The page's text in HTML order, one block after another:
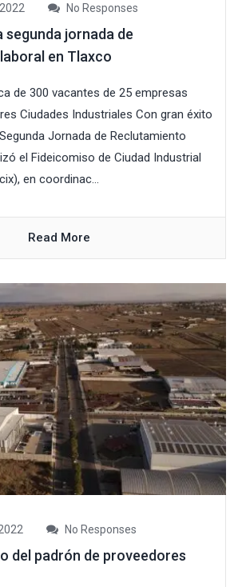
No Responses
segunda jornada de
en Tlaxco
de 300 vacantes de 25 empresas
Ciudades Industriales Con gran éxito
Jornada de Reclutamiento
el Fideicomiso de Ciudad Industrial
en coordinac...
Read More
No Responses
del padrón de proveedores